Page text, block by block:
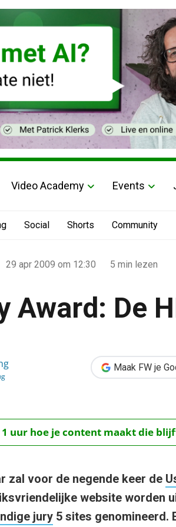
Video Academy Events
Social Shorts Community
29 apr 2009 om 12:30 5 min lezen
Award: De
Maak FW je
1 uur hoe je content maakt die
zal voor de negende keer de
website worden
jury5 sites genomineerd.